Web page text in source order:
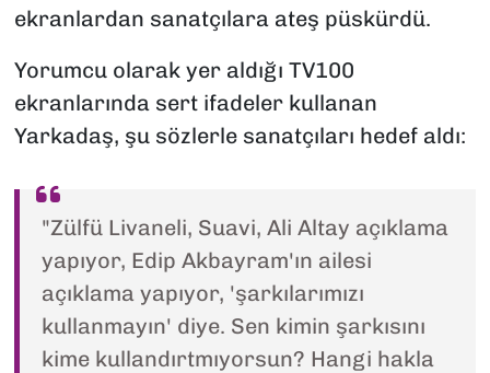
ekranlardan sanatçılara ateş püskürdü.
Yorumcu olarak yer aldığı TV100
ekranlarında sert ifadeler kullanan
Yarkadaş, şu sözlerle sanatçıları hedef aldı:
"Zülfü Livaneli, Suavi, Ali Altay açıklama
yapıyor, Edip Akbayram'ın ailesi
açıklama yapıyor, 'şarkılarımızı
kullanmayın' diye. Sen kimin şarkısını
kime kullandırtmıyorsun? Hangi hakla